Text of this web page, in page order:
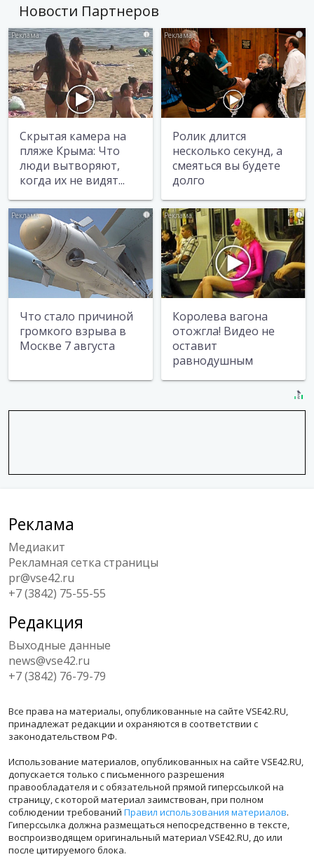
Новости Партнеров
i
Скрытая камера на
пляже Крыма: Что
люди вытворяют,
когда их не видят...
i
Ролик длится
несколько секунд, а
смеяться вы будете
долго
i
Что стало причиной
громкого взрыва в
Москве 7 августа
i
Королева вагона
отожгла! Видео не
оставит
равнодушным
Реклама
Медиакит
Рекламная сетка страницы
pr@vse42.ru
+7 (3842) 75-55-55
Редакция
Выходные данные
news@vse42.ru
+7 (3842) 76-79-79
Все права на материалы, опубликованные на сайте VSE42.RU,
принадлежат редакции и охраняются в соответствии с
законодательством РФ.
Использование материалов, опубликованных на сайте VSE42.RU,
допускается только с письменного разрешения
правообладателя и с обязательной прямой гиперссылкой на
страницу, с которой материал заимствован, при полном
соблюдении требований Правил использования материалов.
Гиперссылка должна размещаться непосредственно в тексте,
воспроизводящем оригинальный материал VSE42.RU, до или
после цитируемого блока.